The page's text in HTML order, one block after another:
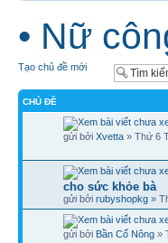
• Nữ
Tạo chủ đề mới
CHỦ ĐỀ
gửi bởi Xvetta » Thứ 6
cho sức khỏe bà
gửi bởi rubyshopkg »
gửi bởi Bần Cố Nông »